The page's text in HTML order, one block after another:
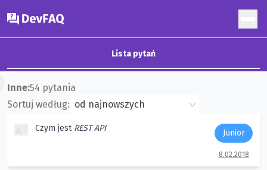
DevFAQ
Lista pytań
Inne:54 pytania
Sortuj według:
Czym jest REST API Junior
8.02.2018